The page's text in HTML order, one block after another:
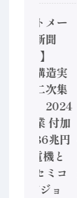
【オートメー
ション新聞
No.455】
「経済構造実
態調査二次集
計結果」2024
年製造業 付加
価値額86兆円
/ 三菱電機と
ソニーセミコ
ン AIビジョ